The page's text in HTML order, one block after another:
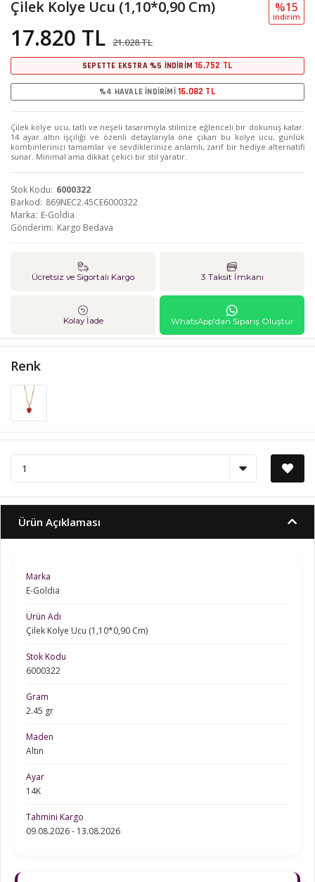
Çilek Kolye Ucu (1,10*0,90 Cm)
17.820 TL 21.028 TL
%15
i̇ndi̇ri̇m
SEPETTE EKSTRA %5 İNDİRİM16.752 TL
%4 HAVALE İNDİRİMİ 16.082 TL
Çilek kolye ucu, tatlı ve neşeli tasarımıyla stilinize eğlenceli bir dokunuş katar.
14 ayar altın işçiliği ve özenli detaylarıyla öne çıkan bu kolye ucu, günlük
kombinlerinizi tamamlar ve sevdiklerinize anlamlı, zarif bir hediye alternatifi
sunar. Minimal ama dikkat çekici bir stil yaratır.
Stok Kodu 6000322
Barkod 869NEC2.45CE6000322
Marka E-Goldia
Gönderim Kargo Bedava
Ücretsiz ve Sigortalı Kargo 3 Taksit İmkanı
Kolay İade WhatsApp'dan Sipariş Oluştur
Renk
Ürün Açıklaması
Marka
E-Goldia
Ürün Adı
Çilek Kolye Ucu (1,10*0,90 Cm)
Stok Kodu
6000322
Gram
2.45 gr
Maden
Altın
Ayar
14K
Tahmini Kargo
09.08.2026 - 13.08.2026